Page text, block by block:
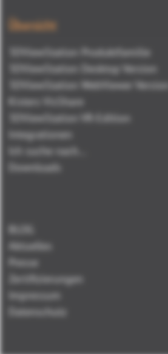
Übersicht
3DViewStation Produktfamilie
3DViewStation Desktop Version
3DViewStation WebViewer Version
Kisters VisShare
3DViewStation VR-Edition
Integrationen
Ich suche nach...
Downloads
BLOG
Aktuelles
Presse
Zertifizierungen
Impressum
Datenschutz